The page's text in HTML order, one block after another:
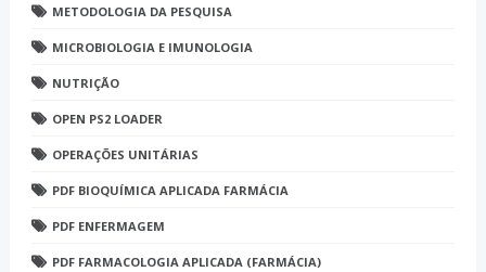
METODOLOGIA DA PESQUISA
MICROBIOLOGIA E IMUNOLOGIA
NUTRIÇÃO
OPEN PS2 LOADER
OPERAÇÕES UNITÁRIAS
PDF BIOQUÍMICA APLICADA FARMÁCIA
PDF ENFERMAGEM
PDF FARMACOLOGIA APLICADA (FARMÁCIA)